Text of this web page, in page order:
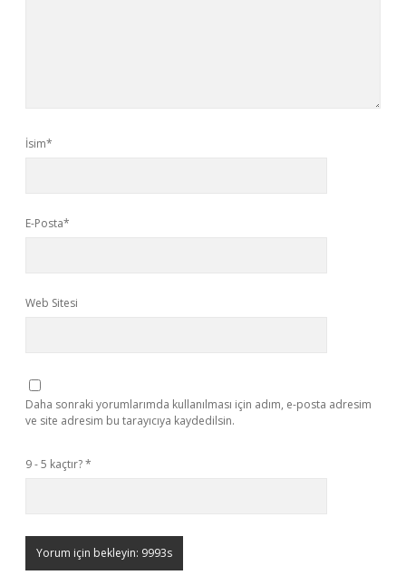
İsim*
E-Posta*
Web Sitesi
Daha sonraki yorumlarımda kullanılması için adım, e-posta adresim
ve site adresim bu tarayıcıya kaydedilsin.
9 - 5 kaçtır?*